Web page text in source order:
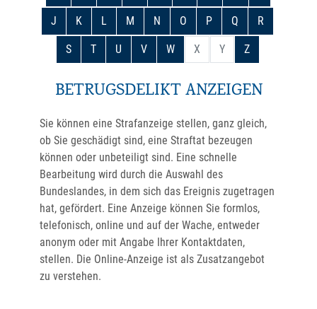
J K L M N O P Q R
S T U V W X Y Z
BETRUGSDELIKT ANZEIGEN
Sie können eine Strafanzeige stellen, ganz gleich,
ob Sie geschädigt sind, eine Straftat bezeugen
können oder unbeteiligt sind. Eine schnelle
Bearbeitung wird durch die Auswahl des
Bundeslandes, in dem sich das Ereignis zugetragen
hat, gefördert. Eine Anzeige können Sie formlos,
telefonisch, online und auf der Wache, entweder
anonym oder mit Angabe Ihrer Kontaktdaten,
stellen. Die Online-Anzeige ist als Zusatzangebot
zu verstehen.